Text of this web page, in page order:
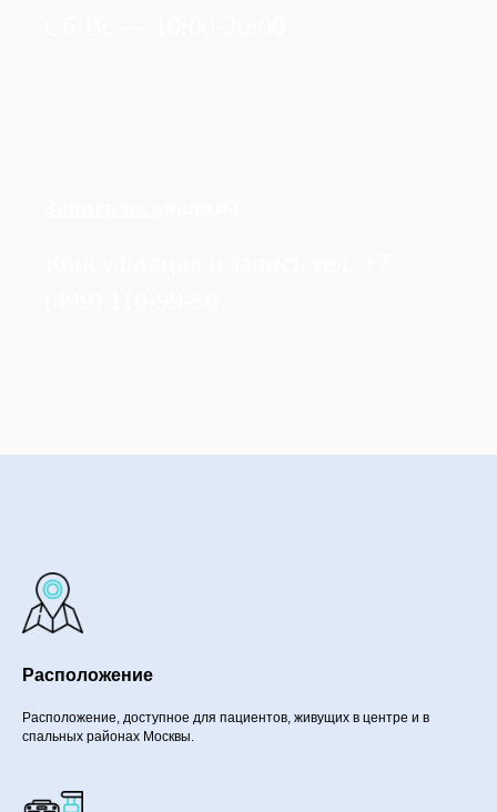
Расположение
Расположение, доступное для пациентов, живущих в центре и в
спальных районах Москвы.